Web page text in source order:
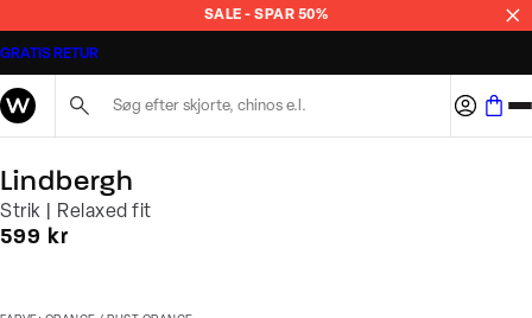
SALE - SPAR 50%
GRATIS RETUR
Lindbergh
Strik | Relaxed fit
I alt (inkl. rabat)
599 kr